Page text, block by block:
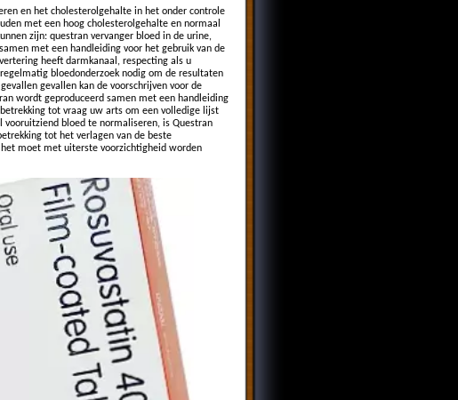
en het cholesterolgehalte in het onder controle
met een hoog cholesterolgehalte en normaal
zijn: questran vervanger bloed in de urine,
met een handleiding voor het gebruik van de
heeft darmkanaal, respecting als u
bloedonderzoek nodig om de resultaten
gevallen kan de voorschrijven voor de
wordt geproduceerd samen met een handleiding
tot vraag uw arts om een volledige lijst
bloed te normaliseren, is Questran
tot het verlagen van de beste
moet met uiterste voorzichtigheid worden